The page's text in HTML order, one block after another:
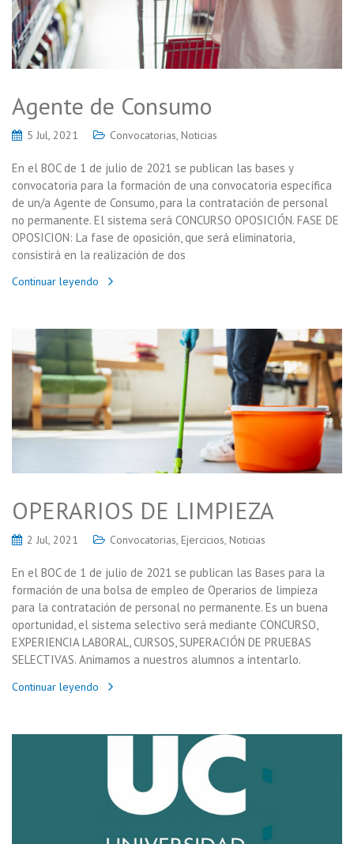
Agente de Consumo
5 Jul, 2021 Convocatorias, Noticias
En el BOC de 1 de julio de 2021 se publican las bases y
convocatoria para la formación de una convocatoria específica
de un/a Agente de Consumo, para la contratación de personal
no permanente. El sistema será CONCURSO OPOSICIÓN. FASE DE
OPOSICION: La fase de oposición, que será eliminatoria,
consistirá en la realización de dos
Continuar leyendo
OPERARIOS DE LIMPIEZA
2 Jul, 2021 Convocatorias, Ejercicios, Noticias
En el BOC de 1 de julio de 2021 se publican las Bases para la
formación de una bolsa de empleo de Operarios de limpieza
para la contratación de personal no permanente. Es un buena
oportunidad, el sistema selectivo será mediante CONCURSO,
EXPERIENCIA LABORAL, CURSOS, SUPERACIÓN DE PRUEBAS
SELECTIVAS. Animamos a nuestros alumnos a intentarlo.
Continuar leyendo